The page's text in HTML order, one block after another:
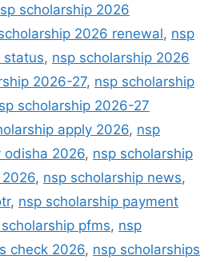
scholarship 2026
2026 renewal, nsp
status, nsp scholarship 2026
2026-27, nsp scholarship
scholarship 2026-27
apply 2026, nsp
odisha 2026, nsp scholarship
, nsp scholarship news,
, nsp scholarship payment
pfms, nsp
check 2026, nsp scholarships